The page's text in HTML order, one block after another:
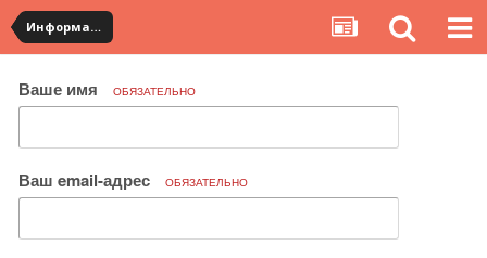
Информация по полученным посылкам
Ваше имя ОБЯЗАТЕЛЬНО
Ваш email-адрес ОБЯЗАТЕЛЬНО